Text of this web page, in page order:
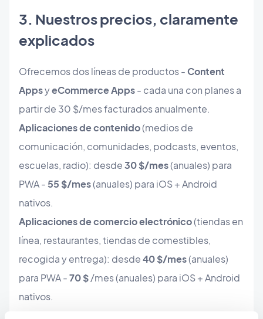
3. Nuestros precios, claramente
explicados
Ofrecemos dos líneas de productos -Content
AppsyeCommerce Apps- cada una con planes a
partir de 30 $/mes facturados anualmente.
Aplicaciones de contenido(medios de
comunicación, comunidades, podcasts, eventos,
escuelas, radio): desde30 $/mes(anuales) para
PWA -55 $/mes(anuales) para iOS + Android
nativos.
Aplicaciones de comercio electrónico(tiendas en
línea, restaurantes, tiendas de comestibles,
recogida y entrega): desde40 $/mes(anuales)
para PWA -70 $/mes (anuales) para iOS + Android
nativos.